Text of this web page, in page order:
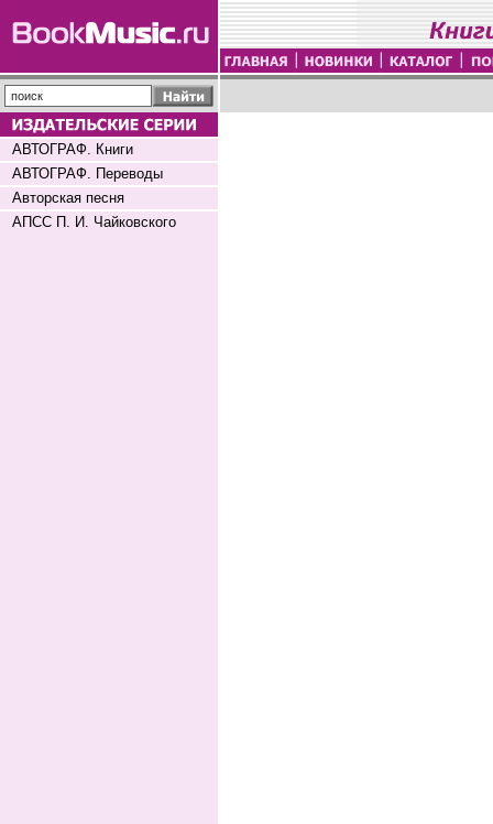
АВТОГРАФ. Книги
АВТОГРАФ. Переводы
Авторская песня
АПСС П. И. Чайковского